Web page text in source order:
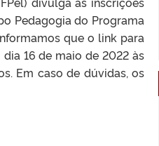
Pedagogia do Programa
que o link para
16 de maio de 2022 às
Em caso de dúvidas, os